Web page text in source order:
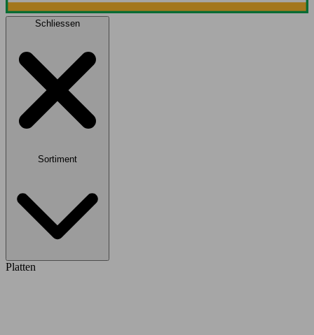
Schliessen
Sortiment
Platten